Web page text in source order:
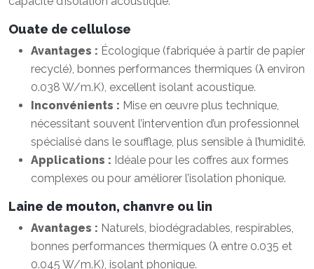
Ouate de cellulose
Avantages : Écologique (fabriquée à partir de papier
recyclé), bonnes performances thermiques (λ environ
0.038 W/m.K), excellent isolant acoustique.
Inconvénients : Mise en œuvre plus technique,
nécessitant souvent l’intervention d’un professionnel
spécialisé dans le soufflage, plus sensible à l’humidité.
Applications : Idéale pour les coffres aux formes
complexes ou pour améliorer l’isolation phonique.
Laine de mouton, chanvre ou lin
Avantages : Naturels, biodégradables, respirables,
bonnes performances thermiques (λ entre 0.035 et
0.045 W/m.K), isolant phonique.